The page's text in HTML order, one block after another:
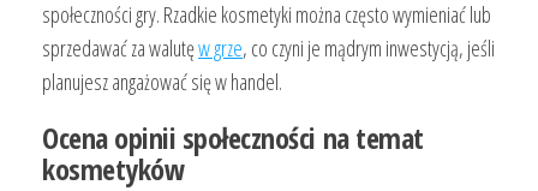
społeczności gry. Rzadkie kosmetyki można często wymieniać lub
sprzedawać za walutęw grze, co czyni je mądrym inwestycją, jeśli
planujesz angażować się w handel.
Ocena opinii społeczności na temat
kosmetyków